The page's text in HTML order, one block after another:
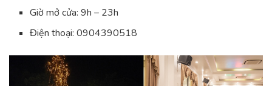
Giờ mở cửa: 9h – 23h
Điện thoại: 0904390518